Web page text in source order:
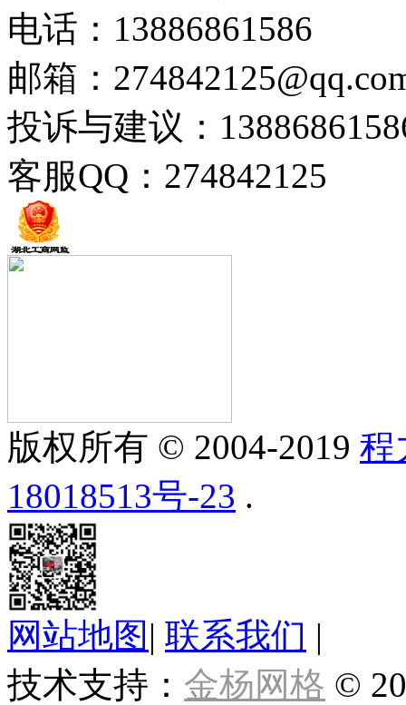
电话：13886861586
邮箱：
投诉与建议：
客服QQ：274842125
版权所有 © 2004-2019 程
18018513号-23 .
网站地图 | 联系我们 |
技术支持： 金杨网格 ©